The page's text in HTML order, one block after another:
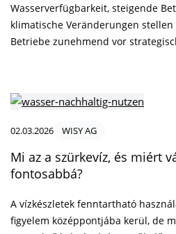
Wasserverfügbarkeit, steigende
klimatische Veränderungen
Betriebe zunehmend vor
und sensibler Kulturen. Warum sich die
Tröpfchenbewässerung lohnt?
02.03.2026 WISY AG
Mi az a szürkevíz, és miért
fontosabbá?
A vízkészletek fenntartható
figyelem középpontjába kerül, de